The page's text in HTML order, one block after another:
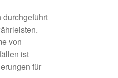
durchgeführt
von
ist
für